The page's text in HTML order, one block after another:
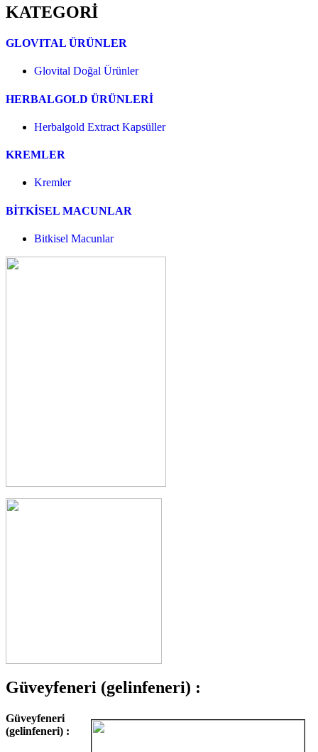
KATEGORİ
GLOVITAL ÜRÜNLER
Glovital Doğal Ürünler
HERBALGOLD ÜRÜNLERİ
Herbalgold Extract Kapsüller
KREMLER
Kremler
BİTKİSEL MACUNLAR
Bitkisel Macunlar
Güveyfeneri (gelinfeneri) :
Güveyfeneri
(gelinfeneri) :